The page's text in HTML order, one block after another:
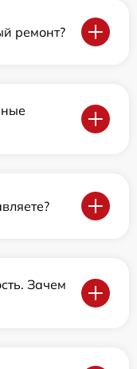
ремонт?
Зачем